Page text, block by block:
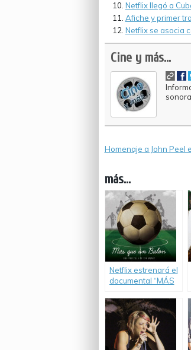
Netflix llegó a
Afiche y primer
Netflix se asocia
Cine y más...
Homenaje a John Peel
más...
Netflix estrenará el
documental “MÁS
próximo 13 de
junio, el cual
explora la pasión
mundial por el
fútbol.